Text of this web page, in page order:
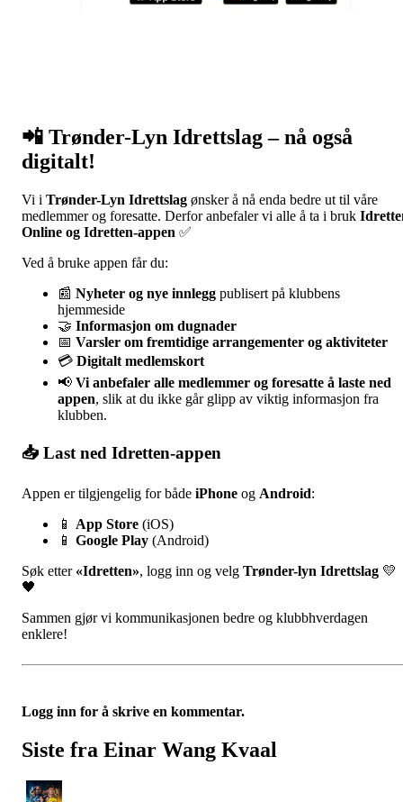
📲 Trønder-Lyn Idrettslag – nå også
digitalt!
Vi i Trønder-Lyn Idrettslag ønsker å nå enda bedre ut til våre
medlemmer og foresatte. Derfor anbefaler vi alle å ta i bruk
Online og Idretten-appen ✅
Ved å bruke appen får du:
📰 Nyheter og nye innlegg publisert på klubbens
hjemmeside
🤝 Informasjon om dugnader
📅 Varsler om fremtidige arrangementer og aktiviteter
💳 Digitalt medlemskort
📢 Vi anbefaler alle medlemmer og foresatte å laste ned
appen, slik at du ikke går glipp av viktig informasjon fra
klubben.
📥 Last ned Idretten-appen
Appen er tilgjengelig for både iPhone og Android:
📱 App Store (iOS)
📱 Google Play (Android)
Søk etter «Idretten», logg inn og velg Trønder-lyn Idrettslag 💛
🖤
Sammen gjør vi kommunikasjonen bedre og klubbhverdagen
enklere!
Logg inn for å skrive en kommentar.
Siste fra Einar Wang Kvaal